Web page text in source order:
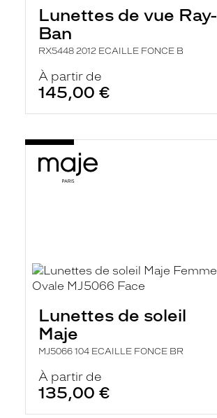
Lunettes de vue Ray-
Ban
RX5448 2012 ECAILLE FONCE B
À partir de
145,00 €
Lunettes de soleil
Maje
MJ5066 104 ECAILLE FONCE BR
À partir de
135,00 €